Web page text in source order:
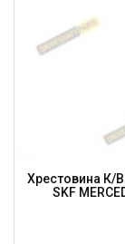
Хрестовина К/
SKF